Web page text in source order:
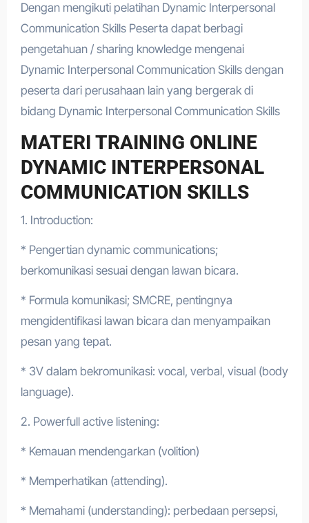
Dengan mengikuti pelatihan Dynamic Interpersonal
Communication Skills Peserta dapat berbagi
pengetahuan / sharing knowledge mengenai
Dynamic Interpersonal Communication Skills dengan
peserta dari perusahaan lain yang bergerak di
bidang Dynamic Interpersonal Communication Skills
MATERI TRAINING ONLINE
DYNAMIC INTERPERSONAL
COMMUNICATION SKILLS
1. Introduction:
* Pengertian dynamic communications;
berkomunikasi sesuai dengan lawan bicara.
* Formula komunikasi; SMCRE, pentingnya
mengidentifikasi lawan bicara dan menyampaikan
pesan yang tepat.
* 3V dalam bekromunikasi: vocal, verbal, visual (body
language).
2. Powerfull active listening:
* Kemauan mendengarkan (volition)
* Memperhatikan (attending).
* Memahami (understanding): perbedaan persepsi,